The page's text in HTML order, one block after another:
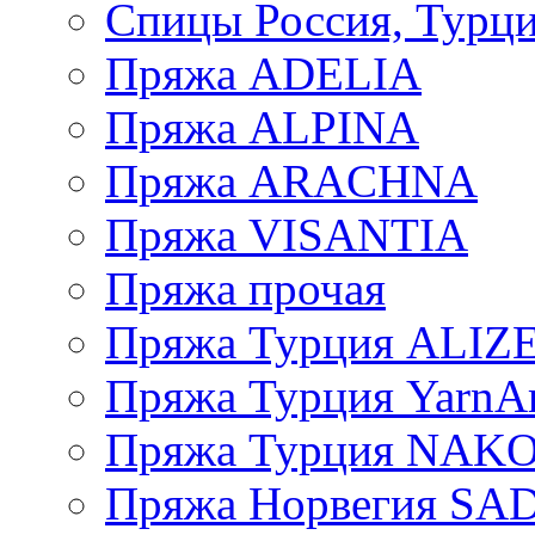
Спицы Россия,
Пряжа ADELIA
Пряжа ALPINA
Пряжа ARACHNA
Пряжа VISANTIA
Пряжа прочая
Пряжа Турция
Пряжа Турция
Пряжа Турция
Пряжа Норвегия